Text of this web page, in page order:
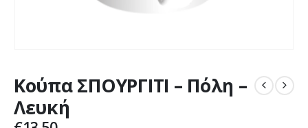
Κούπα ΣΠΟΥΡΓΙΤΙ – Πόλη –
Λευκή